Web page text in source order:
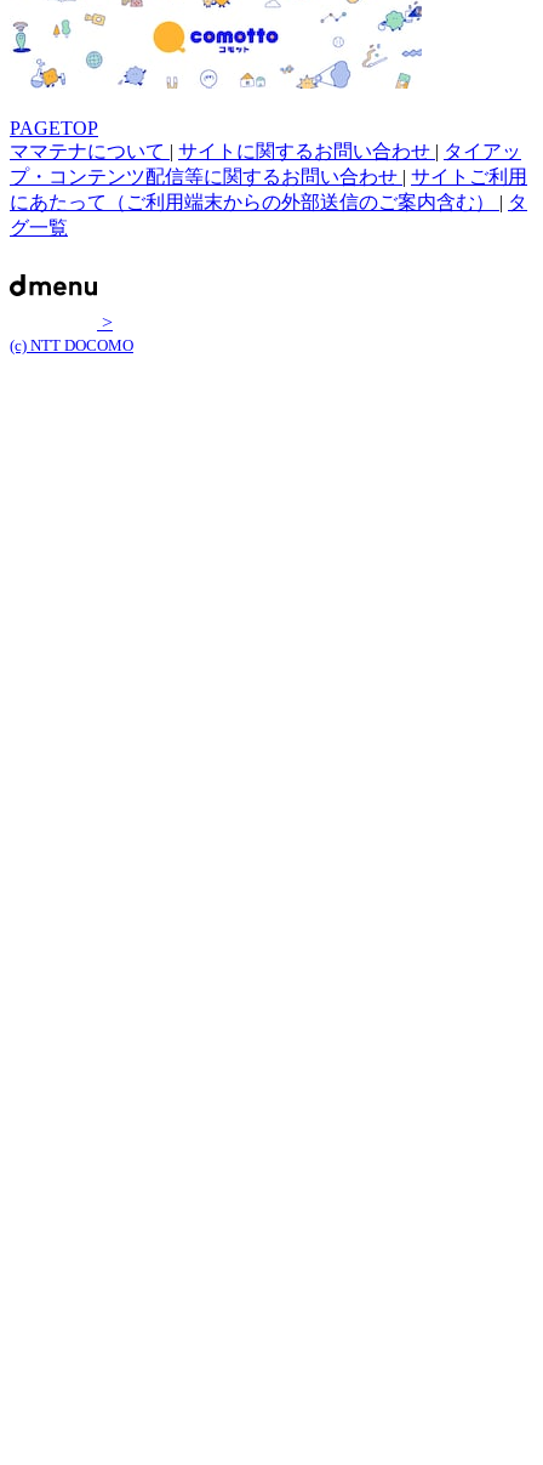
PAGETOP
ママテナについて | サイトに関するお問い合わせ | タイアッ
プ・コンテンツ配信等に関するお問い合わせ | サイトご利用
にあたって（ご利用端末からの外部送信のご案内含む） | タ
グ一覧
>
(c) NTT DOCOMO